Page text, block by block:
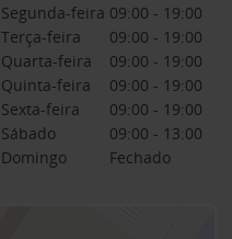
Segunda-feira 09:00 - 19:00
Terça-feira
09:00 - 19:00
Quarta-feira
09:00 - 19:00
Quinta-feira
09:00 - 19:00
Sexta-feira
09:00 - 19:00
Sábado
09:00 - 13:00
Domingo
Fechado